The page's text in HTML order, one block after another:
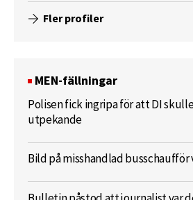
Fler profiler
MEN-fällningar
Polisen fick ingripa för att DI
utpekande
Bild på misshandlad